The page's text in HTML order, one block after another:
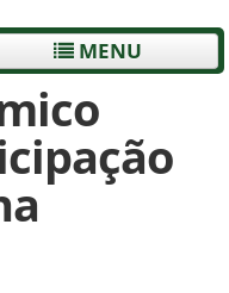
MENU